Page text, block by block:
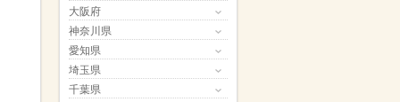
大阪府
神奈川県
愛知県
埼玉県
千葉県